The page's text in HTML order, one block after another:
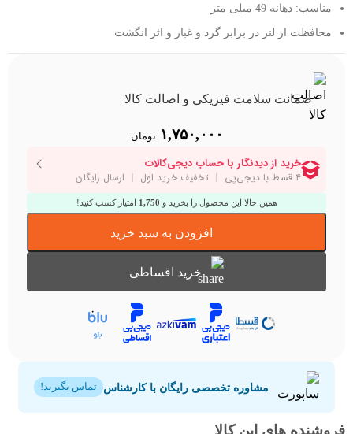
مناسب: دهانه 49 میلی متر
محافظت از لنز در برابر گرد و غبار و اثر انگشت
ضمانت سلامت فیزیکی و اصالت کالا
۱,۷۵۰,۰۰۰ تومان
همین حالا این محصول را بخرید و 1,750 امتیاز کسب کنید!
افزودن به سبد خرید
خرید اقساطی
مشاوره تخصصی رایگان با کارشناس تماس بگیرید!
فروشنده های این کالا